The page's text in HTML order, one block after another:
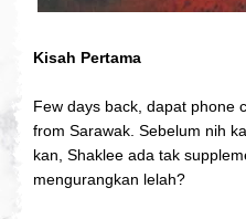
Kisah Pertama
Few days back, dapat phone
from Sarawak. Sebelum nih
kan, Shaklee ada tak
mengurangkan lelah?